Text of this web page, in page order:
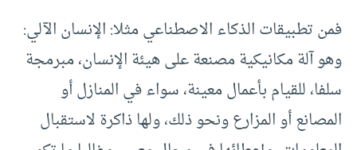
فمن تطبيقات الذكاء الاصطناعي مثلا: الإنسان الآلي:
وهو آلة مكانيكية مصنعة على هيئة الإنسان، مبرمجة
سلفا، للقيام بأعمال معينة، سواء في المنازل أو
المصانع أو المزارع ونحو ذلك، ولها ذاكرة لاستقبال